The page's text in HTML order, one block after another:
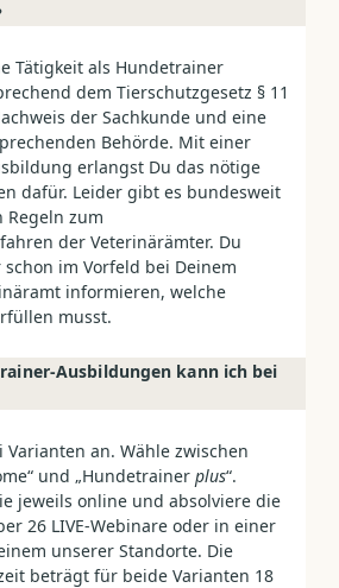
Tätigkeit als Hundetrainer
dem Tierschutzgesetz § 11
der Sachkunde und eine
Behörde. Mit einer
erlangst Du das nötige
dafür. Leider gibt es bundesweit
Regeln zum
der Veterinärämter. Du
im Vorfeld bei Deinem
informieren, welche
musst.
Ausbildungen kann ich bei
an. Wähle zwischen
und „Hundetrainer plus“.
jeweils online und absolviere die
26 LIVE-Webinare oder in einer
unserer Standorte. Die
beträgt für beide Varianten 18